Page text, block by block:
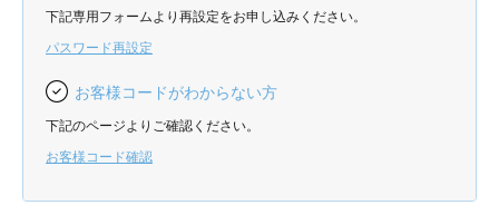
下記専用フォームより再設定をお申し込みください。
パスワード再設定
お客様コードがわからない方
下記のページよりご確認ください。
お客様コード確認